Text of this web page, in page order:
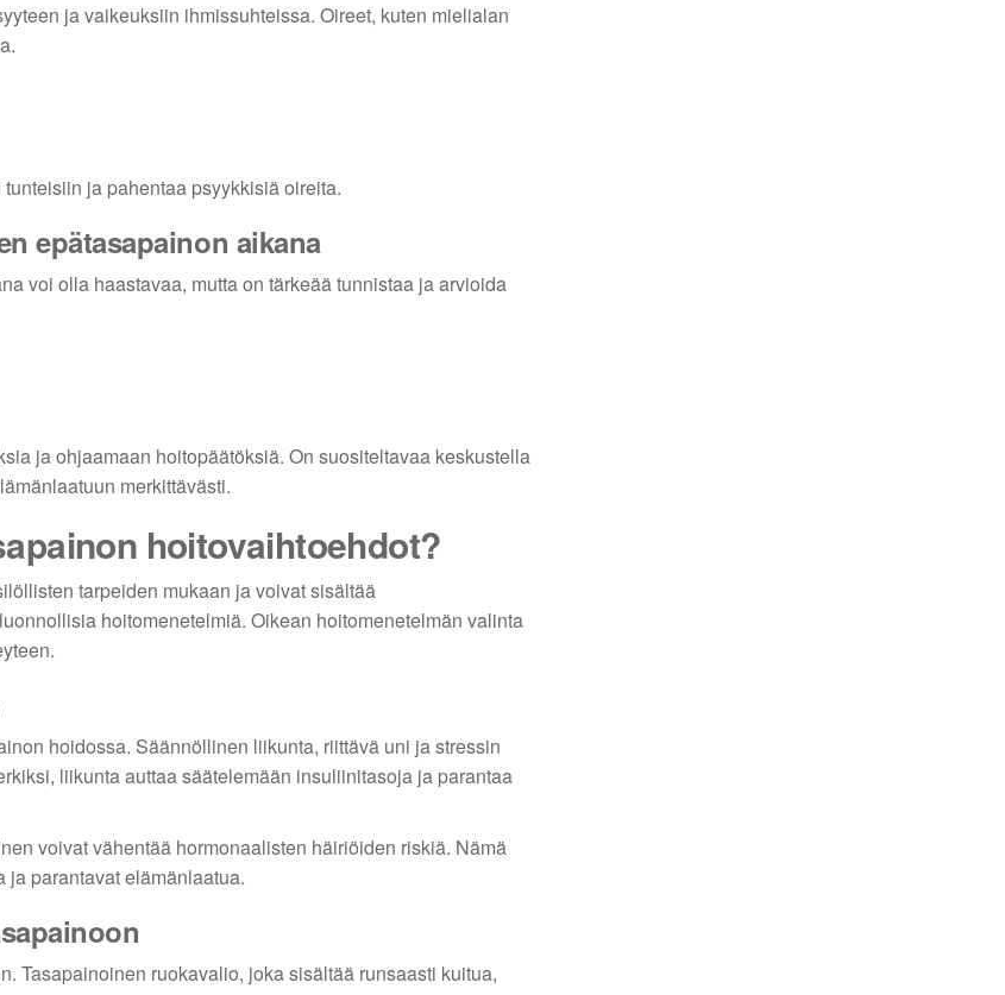
ja vaikeuksiin ihmissuhteissa. Oireet, kuten mielialan
ja pahentaa psyykkisiä oireita.
epätasapainon aikana
voi olla haastavaa, mutta on tärkeää tunnistaa ja arvioida
ja ohjaamaan hoitopäätöksiä. On suositeltavaa keskustella
merkittävästi.
hoitovaihtoehdot?
tarpeiden mukaan ja voivat sisältää
hoitomenetelmiä. Oikean hoitomenetelmän valinta
hoidossa. Säännöllinen liikunta, riittävä uni ja stressin
liikunta auttaa säätelemään insuliinitasoja ja parantaa
voivat vähentää hormonaalisten häiriöiden riskiä. Nämä
parantavat elämänlaatua.
Tasapainoinen ruokavalio, joka sisältää runsaasti kuitua,